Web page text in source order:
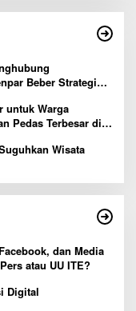
Beber Strategi
untuk Warga
Pedas Terbesar di
Wisata
dan Media
atau UU ITE?
Digital